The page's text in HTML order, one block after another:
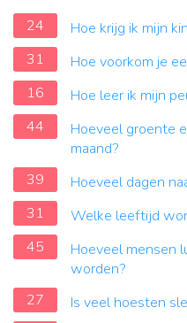
24
Hoe krijg ik mijn
31
Hoe voorkom je
16
Hoe leer ik mijn
44
Hoeveel groente
maand?
39
Hoeveel dagen
31
Welke leeftijd
45
Hoeveel mensen
worden?
27
Is veel hoesten